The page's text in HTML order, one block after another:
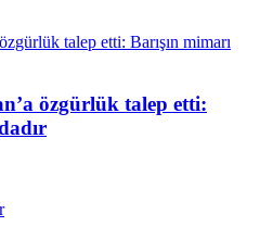
özgürlük talep etti: